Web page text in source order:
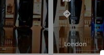
London